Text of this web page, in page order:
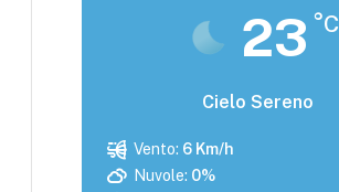
23 °C
Cielo Sereno
Vento: 6 Km/h
Nuvole: 0%